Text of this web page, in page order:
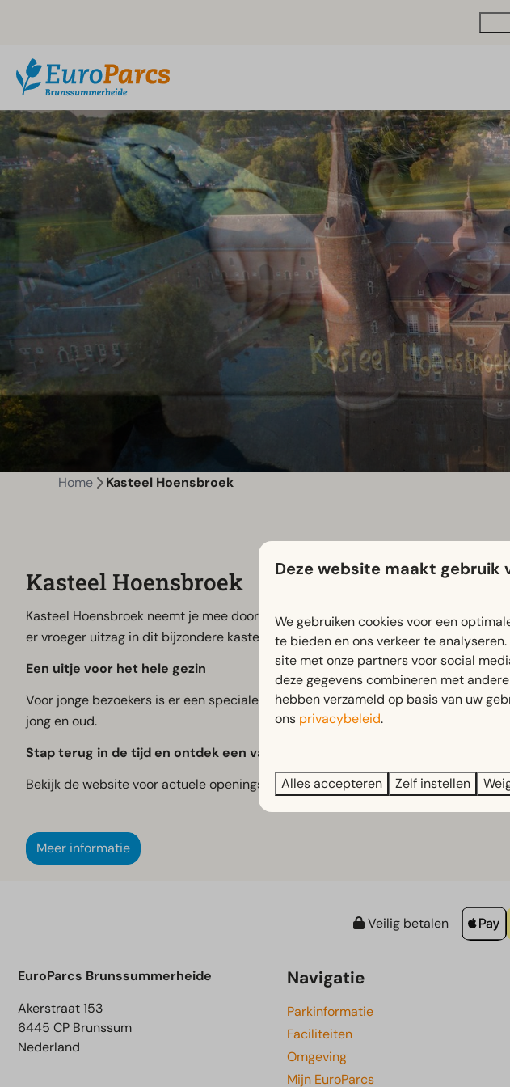
Home Kasteel Hoensbroek
Kasteel Hoensbroek
Kasteel Hoensbroek neemt je mee door eeuwen geschiedenis. Dwaal door
er vroeger uitzag in dit bijzondere kasteel, dat tegenwoordig als museum is
Een uitje voor het hele gezin
Voor jonge bezoekers is er een speciale kasteeltocht en in de zomer zorgen
jong en oud.
Stap terug in de tijd en ontdek een van de grootste en best bewaarde
Bekijk de website voor actuele openingstijden, activiteiten en tickets.
Meer informatie
Veilig betalen
EuroParcs Brunssummerheide
Akerstraat 153
6445 CP Brunssum
Nederland
Navigatie
Parkinformatie
Faciliteiten
Omgeving
Mijn EuroParcs
Deze website maakt gebruik
We gebruiken cookies voor een
te bieden en ons verkeer te
site met onze partners voor social
deze gegevens combineren met
hebben verzameld op basis van uw
ons privacybeleid.
Alles accepteren Zelf instellen